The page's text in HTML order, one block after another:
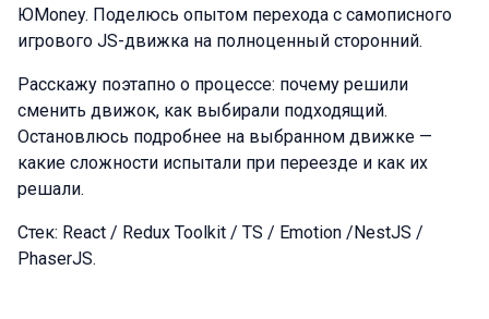
ЮMoney. Поделюсь опытом перехода с самописного
игрового JS-движка на полноценный сторонний.
Расскажу поэтапно о процессе: почему решили
сменить движок, как выбирали подходящий.
Остановлюсь подробнее на выбранном движке —
какие сложности испытали при переезде и как их
решали.
Стек: React / Redux Toolkit / TS / Emotion /NestJS /
PhaserJS.